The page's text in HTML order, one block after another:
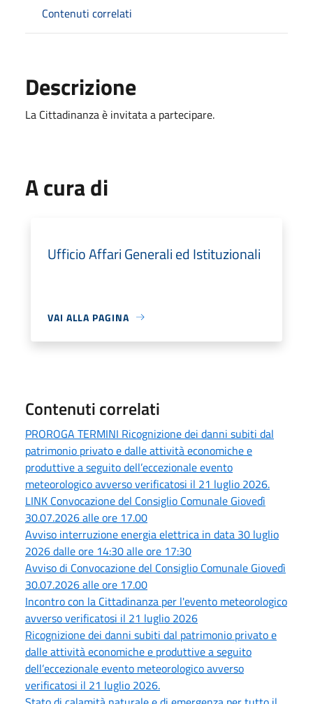
Contenuti correlati
Descrizione
La Cittadinanza è invitata a partecipare.
A cura di
Ufficio Affari Generali ed Istituzionali
VAI ALLA PAGINA
Contenuti correlati
PROROGA TERMINI Ricognizione dei danni subiti dal
patrimonio privato e dalle attività economiche e
produttive a seguito dell’eccezionale evento
meteorologico avverso verificatosi il 21 luglio 2026.
LINK Convocazione del Consiglio Comunale Giovedì
30.07.2026 alle ore 17.00
Avviso interruzione energia elettrica in data 30 luglio
2026 dalle ore 14:30 alle ore 17:30
Avviso di Convocazione del Consiglio Comunale Giovedì
30.07.2026 alle ore 17.00
Incontro con la Cittadinanza per l'evento meteorologico
avverso verificatosi il 21 luglio 2026
Ricognizione dei danni subiti dal patrimonio privato e
dalle attività economiche e produttive a seguito
dell’eccezionale evento meteorologico avverso
verificatosi il 21 luglio 2026.